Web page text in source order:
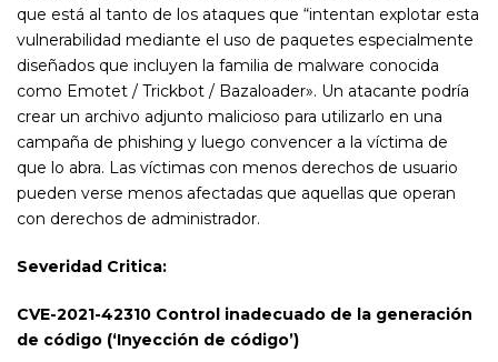
que está al tanto de los ataques que “intentan explotar esta
vulnerabilidad mediante el uso de paquetes especialmente
diseñados que incluyen la familia de malware conocida
como Emotet / Trickbot / Bazaloader». Un atacante podría
crear un archivo adjunto malicioso para utilizarlo en una
campaña de phishing y luego convencer a la víctima de
que lo abra. Las víctimas con menos derechos de usuario
pueden verse menos afectadas que aquellas que operan
con derechos de administrador.
Severidad Critica:
CVE-2021-42310 Control inadecuado de la generación
de código (‘Inyección de código’)